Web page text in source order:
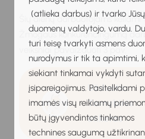
(atlieka darbus) ir tvarko
duomenų valdytojo,
turi teisę tvarkyti asmens
nurodymus ir tik ta apimtimi,
siekiant tinkamai vykdyti
įsipareigojimus. Pasitelkdami
imamės visų reikiamų
būtų įgyvendintos
technines saugumą
Šių dienų darbuotojams keliami
Žmogaus konkurencingumą
veiksniai pavaizduoti 3 pav.
Užduotis:
Tarnybinis
etiketas